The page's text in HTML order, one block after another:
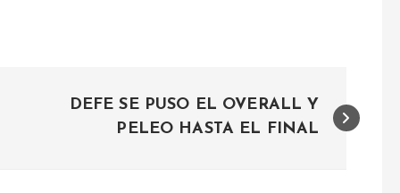
DEFE SE PUSO EL OVERALL Y
PELEO HASTA EL FINAL